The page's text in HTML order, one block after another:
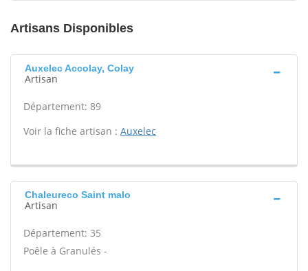
Artisans Disponibles
Auxelec Accolay, Colay
Artisan
Département: 89
Voir la fiche artisan : Auxelec
Chaleureco Saint malo
Artisan
Département: 35
Poêle à Granulés -